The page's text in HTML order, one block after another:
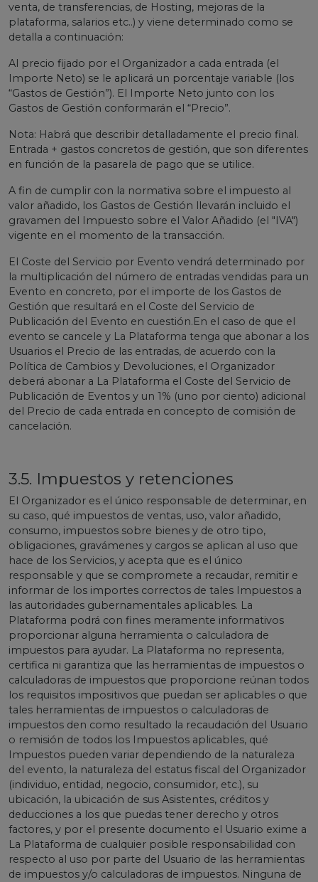
venta, de transferencias, de Hosting, mejoras de la
plataforma, salarios etc..) y viene determinado como se
detalla a continuación:
Al precio fijado por el Organizador a cada entrada (el
Importe Neto) se le aplicará un porcentaje variable (los
“Gastos de Gestión”). El Importe Neto junto con los
Gastos de Gestión conformarán el “Precio”.
Nota: Habrá que describir detalladamente el precio final.
Entrada + gastos concretos de gestión, que son diferentes
en función de la pasarela de pago que se utilice.
A fin de cumplir con la normativa sobre el impuesto al
valor añadido, los Gastos de Gestión llevarán incluido el
gravamen del Impuesto sobre el Valor Añadido (el "IVA")
vigente en el momento de la transacción.
El Coste del Servicio por Evento vendrá determinado por
la multiplicación del número de entradas vendidas para un
Evento en concreto, por el importe de los Gastos de
Gestión que resultará en el Coste del Servicio de
Publicación del Evento en cuestión.En el caso de que el
evento se cancele y La Plataforma tenga que abonar a los
Usuarios el Precio de las entradas, de acuerdo con la
Política de Cambios y Devoluciones, el Organizador
deberá abonar a La Plataforma el Coste del Servicio de
Publicación de Eventos y un 1% (uno por ciento) adicional
del Precio de cada entrada en concepto de comisión de
cancelación.
3.5. Impuestos y retenciones
El Organizador es el único responsable de determinar, en
su caso, qué impuestos de ventas, uso, valor añadido,
consumo, impuestos sobre bienes y de otro tipo,
obligaciones, gravámenes y cargos se aplican al uso que
hace de los Servicios, y acepta que es el único
responsable y que se compromete a recaudar, remitir e
informar de los importes correctos de tales Impuestos a
las autoridades gubernamentales aplicables. La
Plataforma podrá con fines meramente informativos
proporcionar alguna herramienta o calculadora de
impuestos para ayudar. La Plataforma no representa,
certifica ni garantiza que las herramientas de impuestos o
calculadoras de impuestos que proporcione reúnan todos
los requisitos impositivos que puedan ser aplicables o que
tales herramientas de impuestos o calculadoras de
impuestos den como resultado la recaudación del Usuario
o remisión de todos los Impuestos aplicables, qué
Impuestos pueden variar dependiendo de la naturaleza
del evento, la naturaleza del estatus fiscal del Organizador
(individuo, entidad, negocio, consumidor, etc.), su
ubicación, la ubicación de sus Asistentes, créditos y
deducciones a los que puedas tener derecho y otros
factores, y por el presente documento el Usuario exime a
La Plataforma de cualquier posible responsabilidad con
respecto al uso por parte del Usuario de las herramientas
de impuestos y/o calculadoras de impuestos. Ninguna de